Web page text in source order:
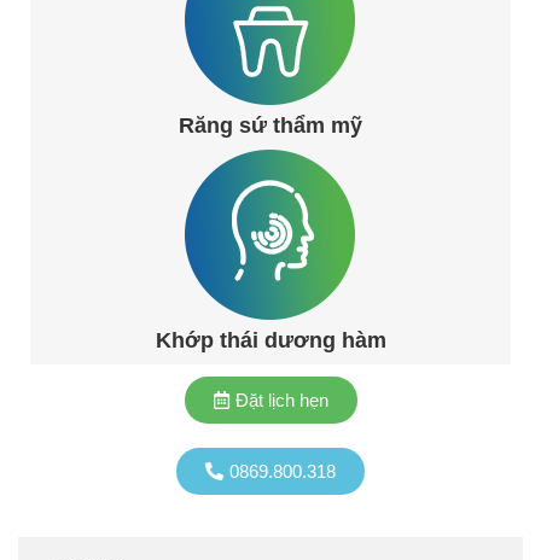
Răng sứ thẩm mỹ
Khớp thái dương hàm
0869.800.318
Đặt lịch hẹn